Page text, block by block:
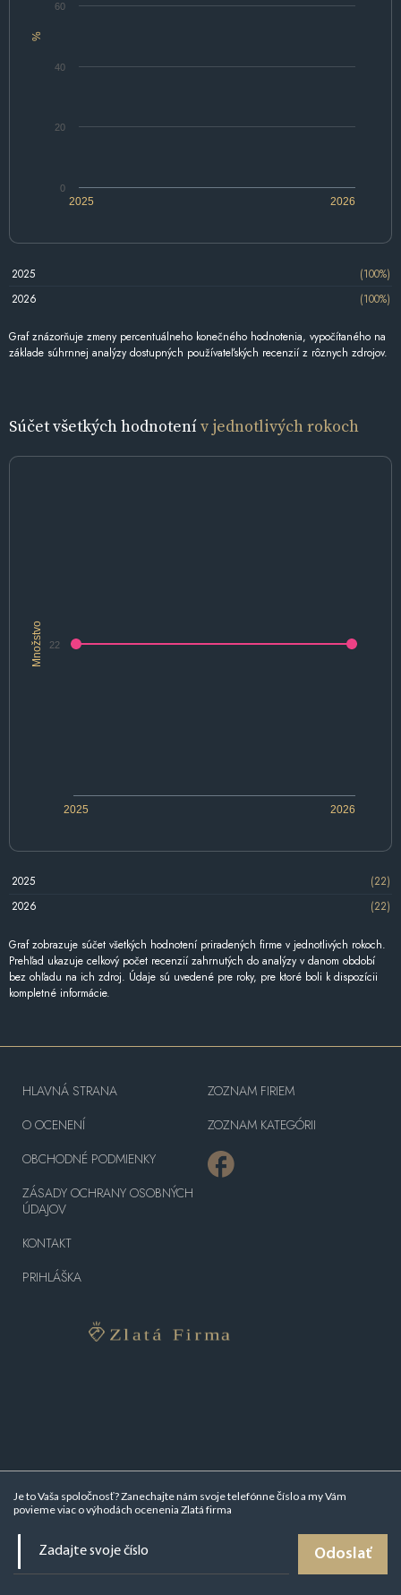
%
2025 2026
0
20
40
60
2025
(100%)
2026
(100%)
Graf znázorňuje zmeny percentuálneho konečného hodnotenia, vypočítaného na
základe súhrnnej analýzy dostupných používateľských recenzií z rôznych zdrojov.
Súčet všetkých hodnotenív jednotlivých rokoch
Množstvo
2025 2026
22
2025
(22)
2026
(22)
Graf zobrazuje súčet všetkých hodnotení priradených firme v jednotlivých rokoch.
Prehľad ukazuje celkový počet recenzií zahrnutých do analýzy v danom období
bez ohľadu na ich zdroj. Údaje sú uvedené pre roky, pre ktoré boli k dispozícii
kompletné informácie.
Je to Vaša spoločnosť? Zanechajte nám svoje telefónne číslo a my Vám
povieme viac ovýhodách ocenenia Zlatá firma
Odoslať
HLAVNÁ STRANA
O OCENENÍ
OBCHODNÉ PODMIENKY
ZÁSADY OCHRANY OSOBNÝCH
ÚDAJOV
KONTAKT
PRIHLÁŠKA
ZOZNAM FIRIEM
ZOZNAM KATEGÓRII